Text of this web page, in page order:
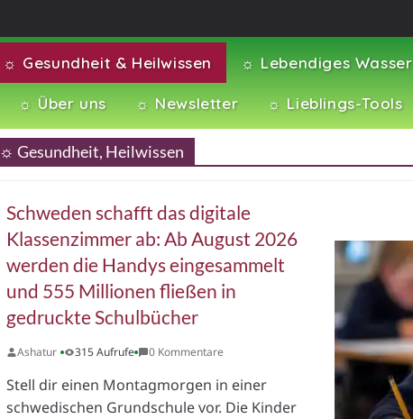
☼ Gesundheit & Heilwissen ☼ Lebendiges Wasser
☼ Über uns ☼ Newsletter ☼ Lieblings-Tools
☼ Gesundheit, Heilwissen
Schweden schafft das digitale
Klassenzimmer ab: Ab August 2026
werden die Handys eingesammelt
und 555 Millionen fließen in
gedruckte Schulbücher
Ashatur 315 Aufrufe 0 Kommentare
Stell dir einen Montagmorgen in einer
schwedischen Grundschule vor. Die Kinder